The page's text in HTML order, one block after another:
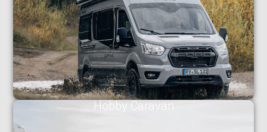
Hobby Caravan